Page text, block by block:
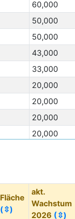
60,000
50,000
50,000
43,000
33,000
20,000
20,000
20,000
20,000
15,000
12,000
11,000
Fläche
(⇳)
akt.
Wachstum
2026 (⇳)